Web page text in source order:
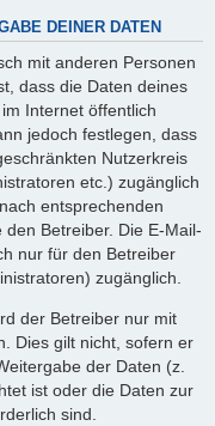
DEINER DATEN
mit anderen Personen
dass die Daten deines
Internet öffentlich
jedoch festlegen, dass
Nutzerkreis
etc.) zugänglich
entsprechenden
Betreiber. Die E-Mail-
nur für den Betreiber
zugänglich.
der Betreiber nur mit
Dies gilt nicht, sofern er
der Daten (z.
ist oder die Daten zur
sind.